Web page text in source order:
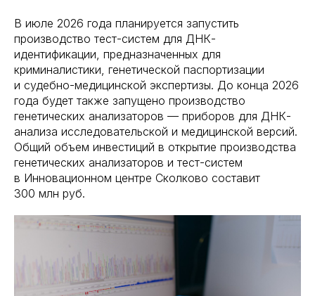
В июле 2026 года планируется запустить
производство тест-систем для ДНК-
идентификации, предназначенных для
криминалистики, генетической паспортизации
и судебно-медицинской экспертизы. До конца 2026
года будет также запущено производство
генетических анализаторов — приборов для ДНК-
анализа исследовательской и медицинской версий.
Общий объем инвестиций в открытие производства
генетических анализаторов и тест-систем
в Инновационном центре Сколково составит
300 млн руб.